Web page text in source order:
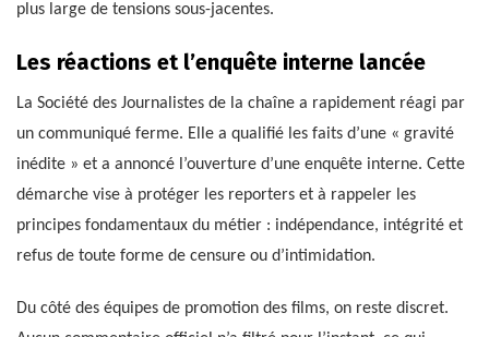
plus large de tensions sous-jacentes.
Les réactions et l’enquête interne lancée
La Société des Journalistes de la chaîne a rapidement réagi par
un communiqué ferme. Elle a qualifié les faits d’une « gravité
inédite » et a annoncé l’ouverture d’une enquête interne. Cette
démarche vise à protéger les reporters et à rappeler les
principes fondamentaux du métier : indépendance, intégrité et
refus de toute forme de censure ou d’intimidation.
Du côté des équipes de promotion des films, on reste discret.